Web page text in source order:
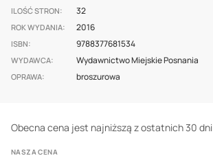
images
gallery
ILOŚĆ STRON 32
ROK WYDANIA 2016
ISBN 9788377681534
WYDAWCA Wydawnictwo Miejskie Posnania
OPRAWA broszurowa
Obecna cena jest najniższą z ostatnich 30 dni
NASZA CENA